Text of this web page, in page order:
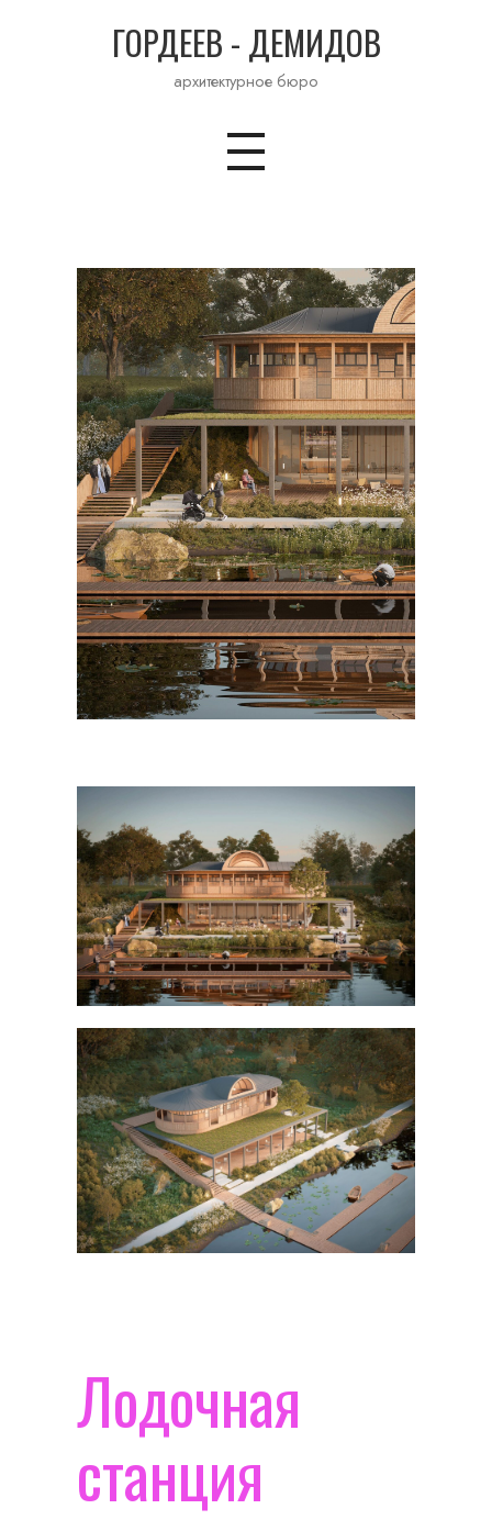
ГОРДЕЕВ - ДЕМИДОВ
архитектурное бюро
Лодочная
станция